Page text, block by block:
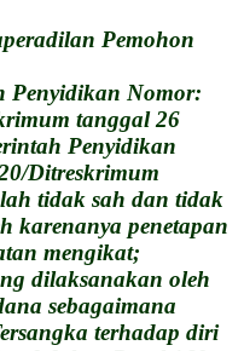
Pemohon
Penyidikan Nomor:
tanggal 26
Penyidikan
Ditreskrimum
tidak sah dan tidak
karenanya penetapan
mengikat;
dilaksanakan oleh
sebagaimana
terhadap diri